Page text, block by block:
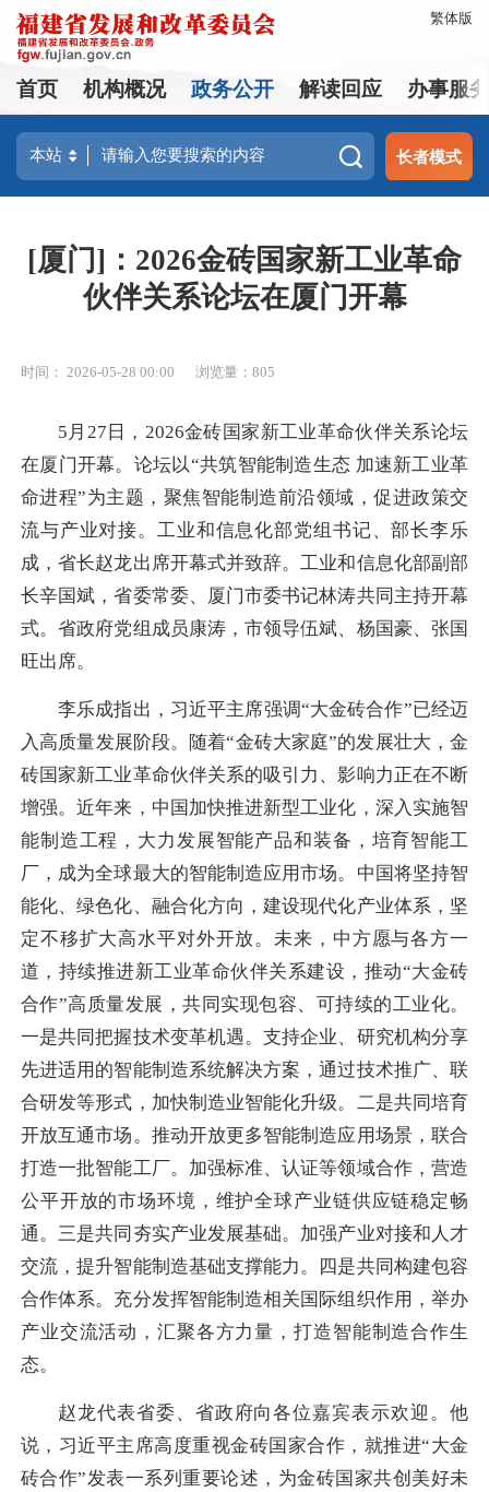
繁体版
首页 机构概况 政务公开 解读回应 办事服
长者模式
[厦门]：2026金砖国家新工业革命
伙伴关系论坛在厦门开幕
时间： 2026-05-28 00:00 浏览量：805
5月27日，2026金砖国家新工业革命伙伴关系论坛
在厦门开幕。论坛以“共筑智能制造生态 加速新工业革
命进程”为主题，聚焦智能制造前沿领域，促进政策交
流与产业对接。工业和信息化部党组书记、部长李乐
成，省长赵龙出席开幕式并致辞。工业和信息化部副部
长辛国斌，省委常委、厦门市委书记林涛共同主持开幕
式。省政府党组成员康涛，市领导伍斌、杨国豪、张国
旺出席。
李乐成指出，习近平主席强调“大金砖合作”已经迈
入高质量发展阶段。随着“金砖大家庭”的发展壮大，金
砖国家新工业革命伙伴关系的吸引力、影响力正在不断
增强。近年来，中国加快推进新型工业化，深入实施智
能制造工程，大力发展智能产品和装备，培育智能工
厂，成为全球最大的智能制造应用市场。中国将坚持智
能化、绿色化、融合化方向，建设现代化产业体系，坚
定不移扩大高水平对外开放。未来，中方愿与各方一
道，持续推进新工业革命伙伴关系建设，推动“大金砖
合作”高质量发展，共同实现包容、可持续的工业化。
一是共同把握技术变革机遇。支持企业、研究机构分享
先进适用的智能制造系统解决方案，通过技术推广、联
合研发等形式，加快制造业智能化升级。二是共同培育
开放互通市场。推动开放更多智能制造应用场景，联合
打造一批智能工厂。加强标准、认证等领域合作，营造
公平开放的市场环境，维护全球产业链供应链稳定畅
通。三是共同夯实产业发展基础。加强产业对接和人才
交流，提升智能制造基础支撑能力。四是共同构建包容
合作体系。充分发挥智能制造相关国际组织作用，举办
产业交流活动，汇聚各方力量，打造智能制造合作生
态。
赵龙代表省委、省政府向各位嘉宾表示欢迎。他
说，习近平主席高度重视金砖国家合作，就推进“大金
砖合作”发表一系列重要论述，为金砖国家共创美好未